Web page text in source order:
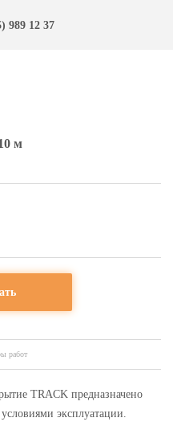
989 12 37
м
работ
TRACK предназначено
эксплуатации.